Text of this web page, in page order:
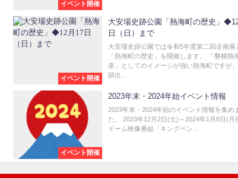
イベント開催
イベント開催
大安場史跡公園「熱海町の歴史」
日（日）まで
大安場史跡公園では令和5年度第二回企画展
「熱海町の歴史」を開催します。 「磐梯熱
泉」としてのイメージが強い熱海町ですが
跡出...
イベント開催
2023年末・2024年始イベント情報
2023年末・2024年始のイベント情報を集め
た。 2023年12月2日(土)～2024年1月8日(月
ドーム映像番組「キングペン...